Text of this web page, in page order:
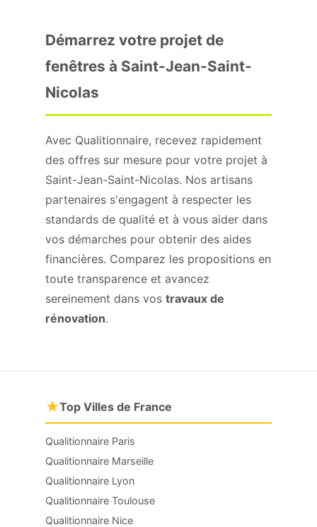
Démarrez votre projet de
fenêtres à Saint-Jean-Saint-
Nicolas
Avec Qualitionnaire, recevez rapidement
des offres sur mesure pour votre projet à
Saint-Jean-Saint-Nicolas. Nos artisans
partenaires s'engagent à respecter les
standards de qualité et à vous aider dans
vos démarches pour obtenir des aides
financières. Comparez les propositions en
toute transparence et avancez
sereinement dans vos travaux de
rénovation.
★Top Villes de France
Qualitionnaire Paris
Qualitionnaire Marseille
Qualitionnaire Lyon
Qualitionnaire Toulouse
Qualitionnaire Nice